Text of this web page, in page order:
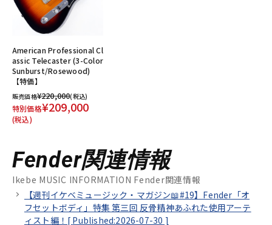
American Professional Cl
assic Telecaster (3-Color
Sunburst/Rosewood)
【特価】
販売価格¥220,000(税込)
特別価格¥209,000
(税込)
Fender関連情報
Ikebe MUSIC INFORMATION Fender関連情報
【週刊イケベミュージック・マガジン📖#19】Fender「オ
フセットボディ」特集 第三回 反骨精神あふれた使用アーテ
ィスト編！[ Published:2026-07-30 ]